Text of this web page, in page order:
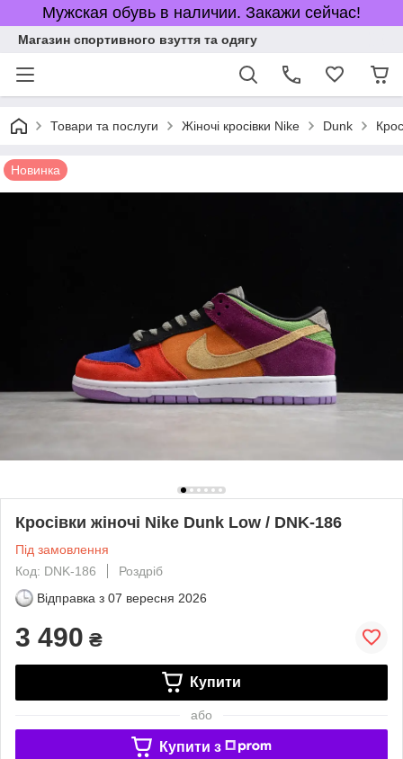
Мужская обувь в наличии. Закажи сейчас!
Магазин спортивного взуття та одягу
Товари та послуги Жіночі кросівки Nike Dunk
Новинка
Кросівки жіночі Nike Dunk Low / DNK-186
Під замовлення
Код: DNK-186
Роздріб
Відправка з 07 вересня 2026
3 490 ₴
Купити
або
Купити з